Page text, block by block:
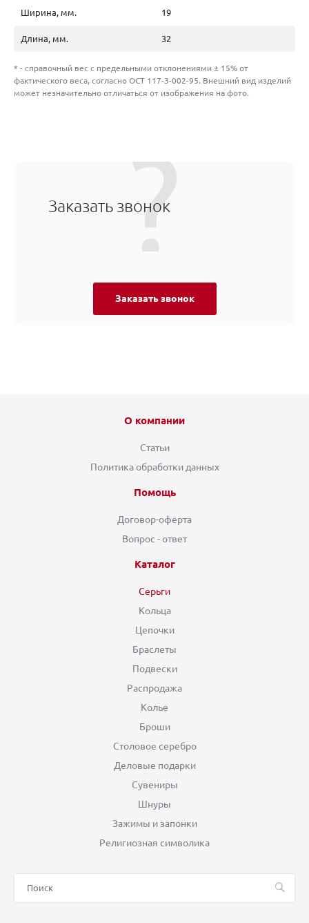
Ширина, мм. 19
Длина, мм. 32
* - справочный вес с предельными отклонениями ± 15% от
фактического веса, согласно ОСТ 117-3-002-95. Внешний вид изделий
может незначительно отличаться от изображения на фото.
Заказать звонок
Заказать звонок
О компании
Статьи
Политика обработки данных
Помощь
Договор-оферта
Вопрос - ответ
Каталог
Серьги
Кольца
Цепочки
Браслеты
Подвески
Распродажа
Колье
Броши
Столовое серебро
Деловые подарки
Сувениры
Шнуры
Зажимы и запонки
Религиозная символика